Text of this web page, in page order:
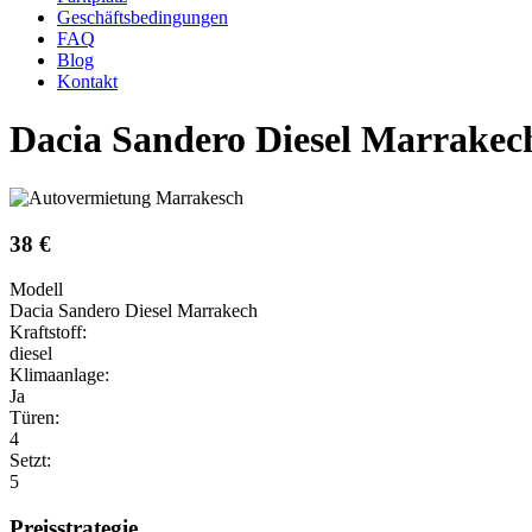
Geschäftsbedingungen
FAQ
Blog
Kontakt
Dacia Sandero Diesel
38 €
Modell
Dacia Sandero Diesel Marrakech
Kraftstoff:
diesel
Klimaanlage:
Ja
Türen:
4
Setzt:
5